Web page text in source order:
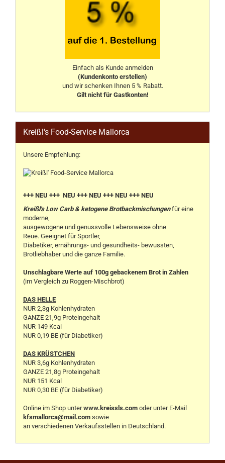
Einfach als Kunde anmelden
(Kundenkonto erstellen)
und wir schenken Ihnen 5 % Rabatt.
Gilt nicht für Gastkonten!
Kreißl's Food-Service Mallorca
Unsere Empfehlung:
+++ NEU +++ NEU +++ NEU +++ NEU +++ NEU
Kreißl's Low Carb & ketogene Brotbackmischungenfür eine
moderne,
ausgewogene und genussvolle Lebensweise ohne
Reue. Geeignet für Sportler,
Diabetiker, ernährungs- und gesundheits- bewussten,
Brotliebhaber und die ganze Familie.
Unschlagbare Werte auf 100g gebackenem Brot in Zahlen
(im Vergleich zu Roggen-Mischbrot)
DAS HELLE
NUR 2,3g Kohlenhydraten
GANZE 21,9g Proteingehalt
NUR 149 Kcal
NUR 0,19 BE (für Diabetiker)
DAS KRÜSTCHEN
NUR 3,6g Kohlenhydraten
GANZE 21,8g Proteingehalt
NUR 151 Kcal
NUR 0,30 BE (für Diabetiker)
Online im Shop unterwww.kreissls.com oder unter E-Mail
kfsmallorca@mail.com sowie
an verschiedenen Verkaufsstellen in Deutschland.